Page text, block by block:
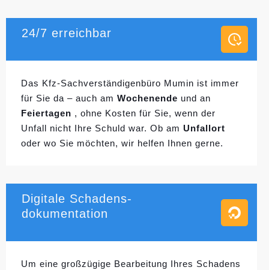
24/7 erreichbar
Das Kfz-Sachverständigenbüro Mumin ist immer
für Sie da – auch am Wochenende und an
Feiertagen , ohne Kosten für Sie, wenn der
Unfall nicht Ihre Schuld war. Ob am Unfallort
oder wo Sie möchten, wir helfen Ihnen gerne.
Digitale Schadens-
dokumentation
Um eine großzügige Bearbeitung Ihres Schadens